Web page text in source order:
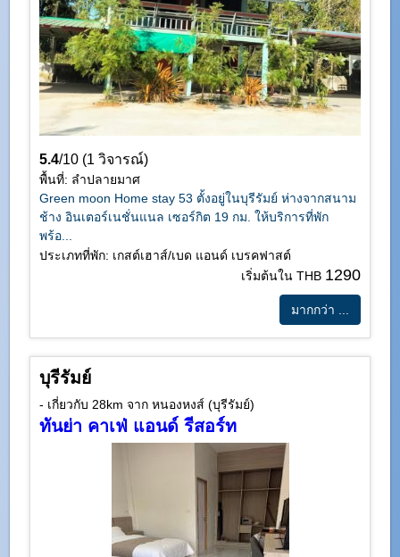
5.4/10 (1 วิจารณ์)
พื้นที่: ลำปลายมาศ
Green moon Home stay 53 ตั้งอยู่ในบุรีรัมย์ ห่างจากสนาม
ช้าง อินเตอร์เนชั่นแนล เซอร์กิต 19 กม. ให้บริการที่พัก
พร้อ...
ประเภทที่พัก: เกสต์เฮาส์/เบด แอนด์ เบรคฟาสต์
เริ่มต้นใน THB 1290
มากกว่า ...
บุรีรัมย์
- เกี่ยวกับ 28km จาก หนองหงส์ (บุรีรัมย์)
ทันย่า คาเฟ่ แอนด์ รีสอร์ท